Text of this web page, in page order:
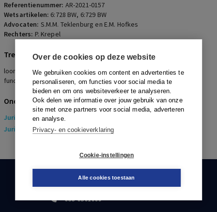
Over de cookies op deze website
We gebruiken cookies om content en advertenties te
personaliseren, om functies voor social media te
bieden en om ons websiteverkeer te analyseren.
Ook delen we informatie over jouw gebruik van onze
site met onze partners voor social media, adverteren
en analyse.
Privacy- en cookieverklaring
Cookie-instellingen
Alle cookies toestaan
Referentienummer: AR-2021-0157
Wetsartikelen: 6:728 BW, 6:729 BW
Advocaten: S.M.M. Teklenburg en E.M. Hofkes
Rechters: P. Krepel
Trefwoorden
loonstop, arbeidsongeschiktheid, wedertewerkstelling, eigen
functie, gewichtige reden, vakantie
Onderwerpen
Juridisch> Arbeidsrecht
Juridisch > Sociaal Zekerheidsrecht
KLANTENSERVICE
088-0301000